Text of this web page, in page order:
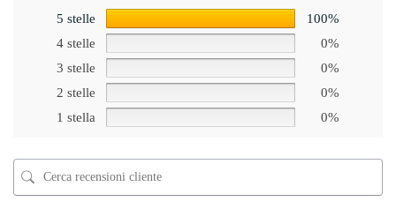
5 stelle
100%
4 stelle
0%
3 stelle
0%
2 stelle
0%
1 stella
0%